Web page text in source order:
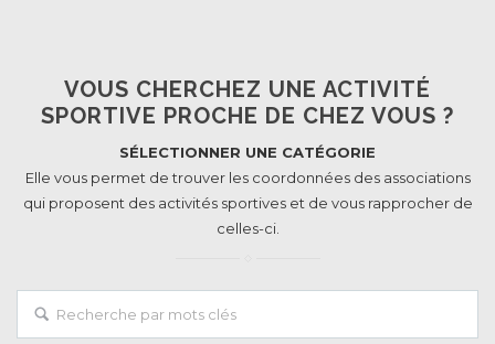
VOUS CHERCHEZ UNE ACTIVITÉ
SPORTIVE PROCHE DE CHEZ VOUS ?
SÉLECTIONNER UNE CATÉGORIE
Elle vous permet de trouver les coordonnées des associations
qui proposent des activités sportives et de vous rapprocher de
celles-ci.